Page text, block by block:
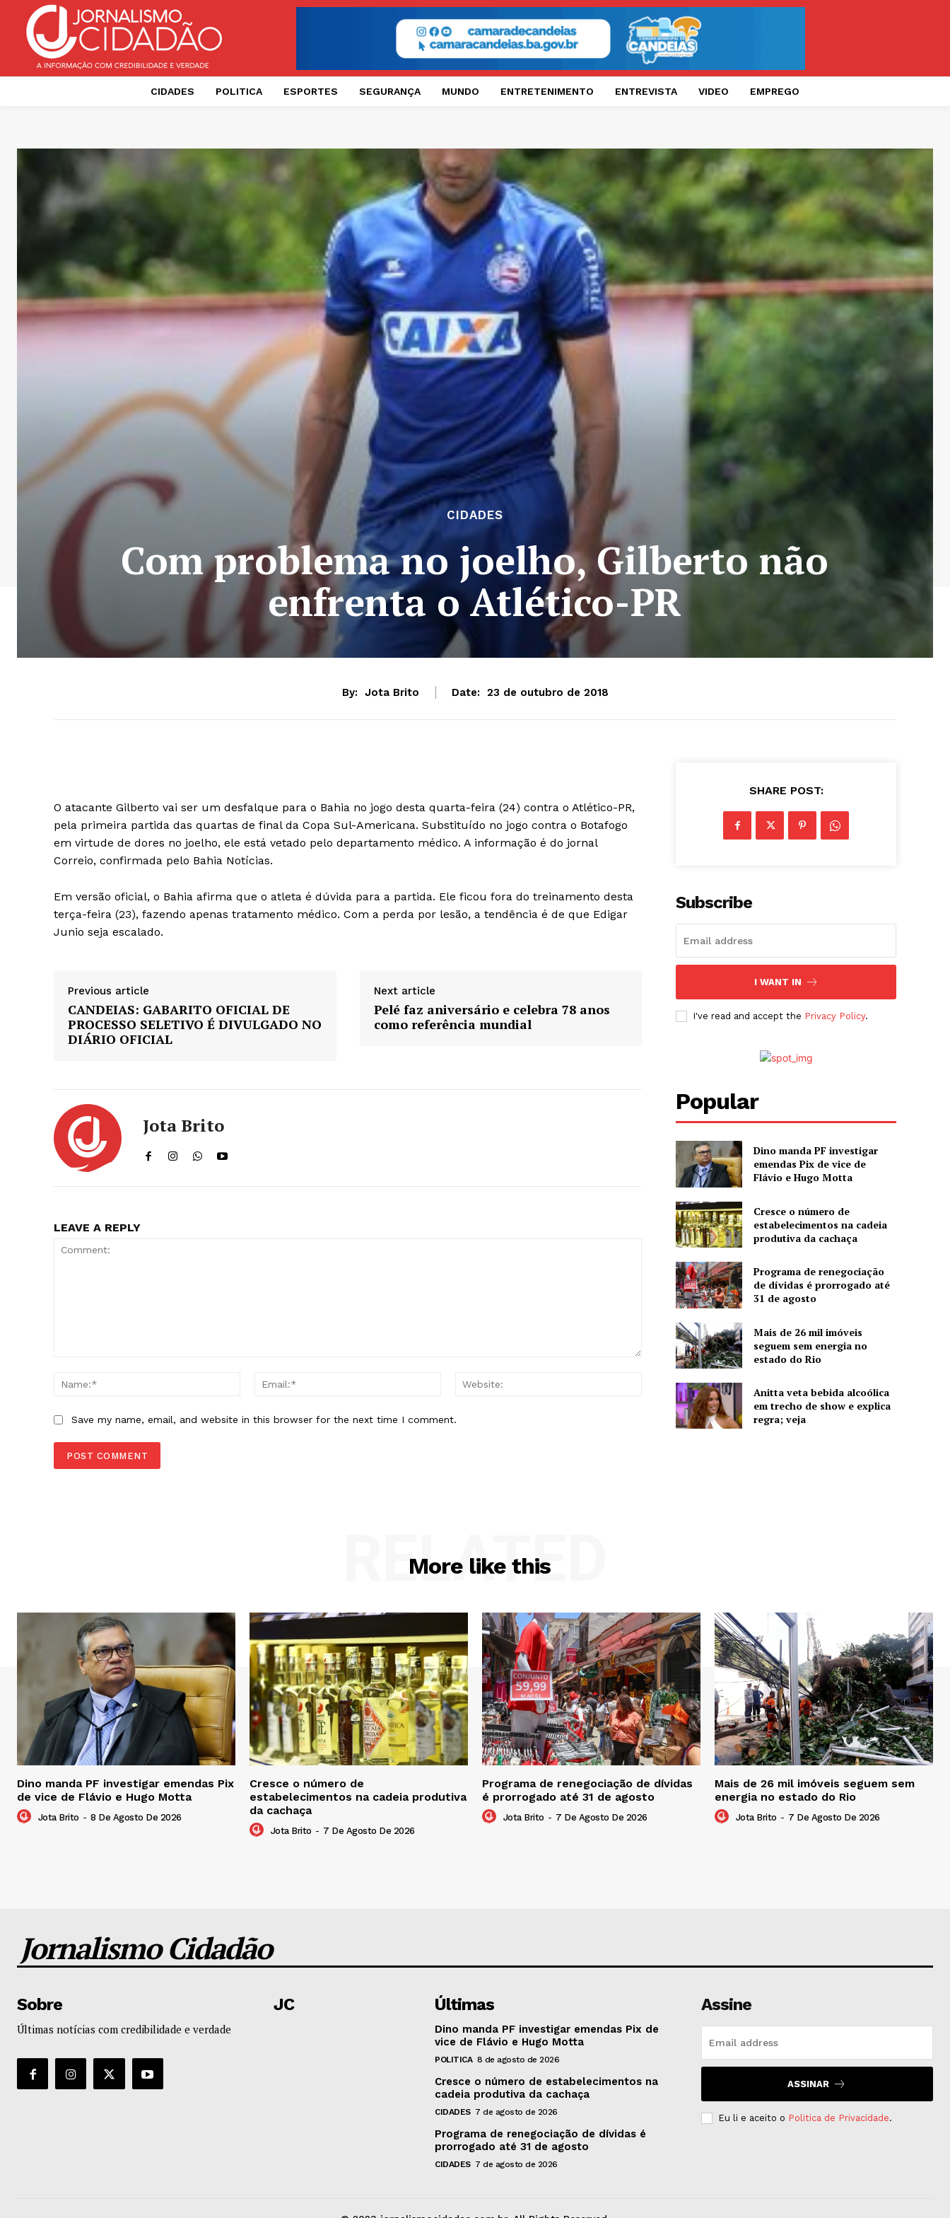
CIDADES POLITICA ESPORTES SEGURANÇA MUNDO ENTRETENIMENTO ENTREVISTA VIDEO EMPREGO
CIDADES
Com problema no joelho, Gilberto não
enfrenta o Atlético-PR
By: Jota Brito Date: 23 de outubro de 2018
O atacante Gilberto vai ser um desfalque para o Bahia no jogo desta quarta-feira (24) contra o Atlético-PR,
pela primeira partida das quartas de final da Copa Sul-Americana. Substituído no jogo contra o Botafogo
em virtude de dores no joelho, ele está vetado pelo departamento médico. A informação é do jornal
Correio, confirmada pelo Bahia Notícias.
Em versão oficial, o Bahia afirma que o atleta é dúvida para a partida. Ele ficou fora do treinamento desta
terça-feira (23), fazendo apenas tratamento médico. Com a perda por lesão, a tendência é de que Edigar
Junio seja escalado.
Previous article
CANDEIAS: GABARITO OFICIAL DE
PROCESSO SELETIVO É DIVULGADO NO
DIÁRIO OFICIAL
Next article
Pelé faz aniversário e celebra 78 anos
como referência mundial
Jota Brito
LEAVE A REPLY
Name:*
Email:*
Save my name, email, and website in this browser for the next time I comment.
SHARE POST:
Subscribe
I WANT IN
I've read and accept the Privacy Policy.
Popular
Dino manda PF investigar
emendas Pix de vice de
Flávio e Hugo Motta
Cresce o número de
estabelecimentos na cadeia
produtiva da cachaça
Programa de renegociação
de dívidas é prorrogado até
31 de agosto
Mais de 26 mil imóveis
seguem sem energia no
estado do Rio
Anitta veta bebida alcoólica
em trecho de show e explica
regra; veja
More like this
RELATED
Dino manda PF investigar emendas Pix
de vice de Flávio e Hugo Motta
Jota Brito - 8 De Agosto De 2026
Cresce o número de
estabelecimentos na cadeia produtiva
da cachaça
Jota Brito - 7 De Agosto De 2026
Programa de renegociação de dívidas
é prorrogado até 31 de agosto
Jota Brito - 7 De Agosto De 2026
Mais de 26 mil imóveis seguem sem
energia no estado do Rio
Jota Brito - 7 De Agosto De 2026
Jornalismo Cidadão
Sobre
Últimas notícias com credibilidade e verdade
JC Últimas
Dino manda PF investigar emendas Pix de
vice de Flávio e Hugo Motta
POLITICA 8 de agosto de 2026
Cresce o número de estabelecimentos na
cadeia produtiva da cachaça
CIDADES 7 de agosto de 2026
Programa de renegociação de dívidas é
prorrogado até 31 de agosto
CIDADES 7 de agosto de 2026
Assine
ASSINAR
Eu li e aceito o Politica de Privacidade.